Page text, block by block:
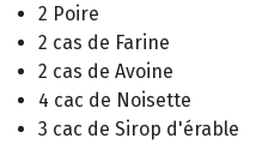
2 Poire
2 cas de Farine
2 cas de Avoine
4 cac de Noisette
3 cac de Sirop d'érable